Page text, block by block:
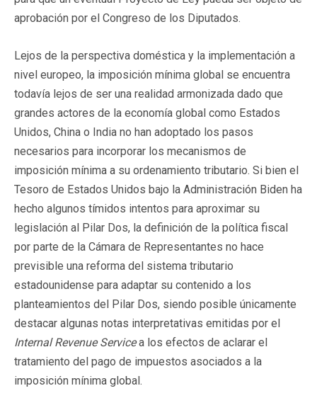
aprobación por el Congreso de los Diputados.
Lejos de la perspectiva doméstica y la implementación a
nivel europeo, la imposición mínima global se encuentra
todavía lejos de ser una realidad armonizada dado que
grandes actores de la economía global como Estados
Unidos, China o India no han adoptado los pasos
necesarios para incorporar los mecanismos de
imposición mínima a su ordenamiento tributario. Si bien el
Tesoro de Estados Unidos bajo la Administración Biden ha
hecho algunos tímidos intentos para aproximar su
legislación al Pilar Dos, la definición de la política fiscal
por parte de la Cámara de Representantes no hace
previsible una reforma del sistema tributario
estadounidense para adaptar su contenido a los
planteamientos del Pilar Dos, siendo posible únicamente
destacar algunas notas interpretativas emitidas por el
Internal Revenue Servicea los efectos de aclarar el
tratamiento del pago de impuestos asociados a la
imposición mínima global.